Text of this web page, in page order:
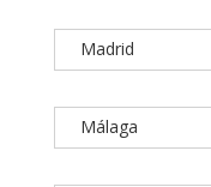
Madrid
Málaga